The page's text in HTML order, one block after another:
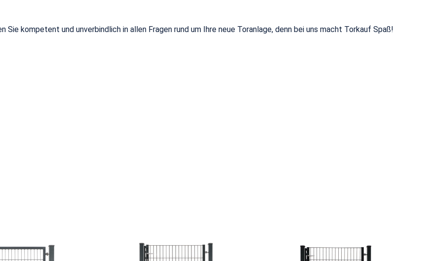
kompetent und unverbindlich in allen Fragen rund um Ihre neue Toranlage, denn bei uns macht Torkauf Spaß!